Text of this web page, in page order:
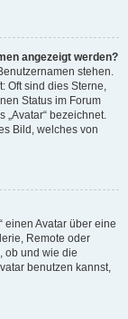
angezeigt werden?
stehen.
Oft sind dies Sterne,
Status im Forum
bezeichnet.
Bild, welches von
einen Avatar über eine
Remote oder
ob und wie die
benutzen kannst,